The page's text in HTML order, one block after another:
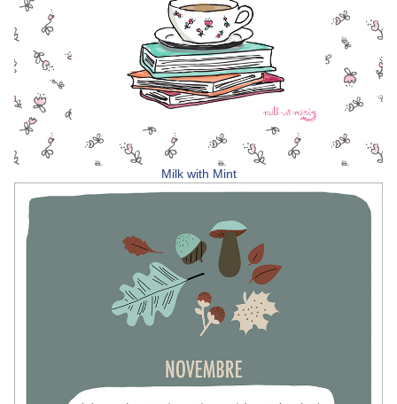
Milk with Mint